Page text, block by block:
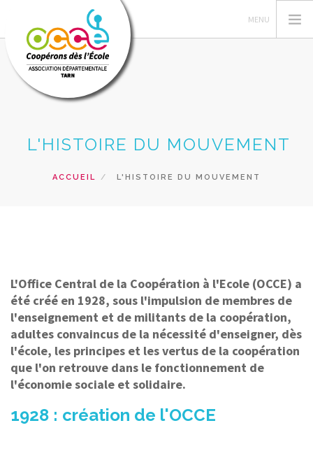
ESPACE MANDATAIRE
CONTACT
L'HISTOIRE DU MOUVEMENT
ACCUEIL L'HISTOIRE DU MOUVEMENT
L'Office Central de la Coopération à l'Ecole (OCCE) a
été créé en 1928, sous l'impulsion de membres de
l'enseignement et de militants de la coopération,
adultes convaincus de la nécessité d'enseigner, dès
l'école, les principes et les vertus de la coopération
que l'on retrouve dans le fonctionnement de
l'économie sociale et solidaire.
1928 : création de l'OCCE